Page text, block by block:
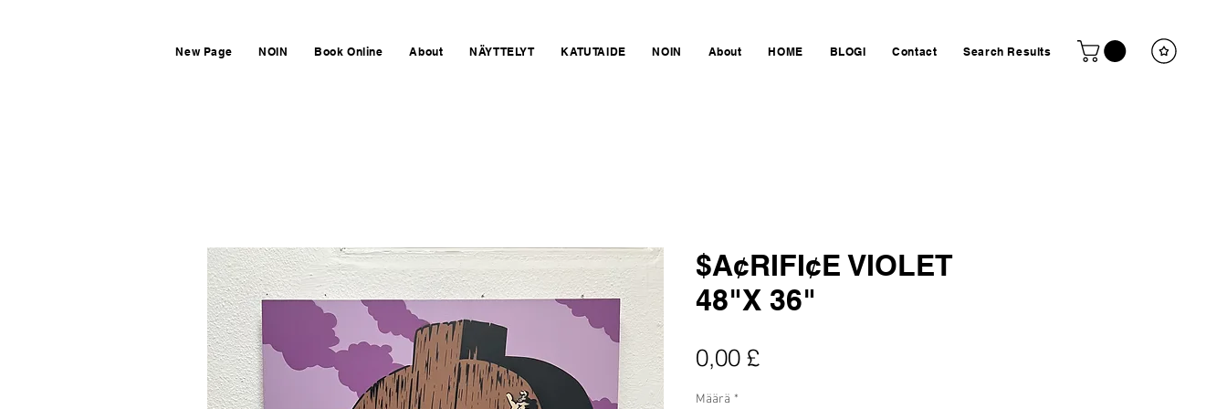
New Page NOIN Book Online About NÄYTTELYT KATUTAIDE NOIN About HOME BLOGI Contact Search Results
$A¢RIFI¢E VIOLET
48"X 36"
0,00 £Hinta
Määrä *